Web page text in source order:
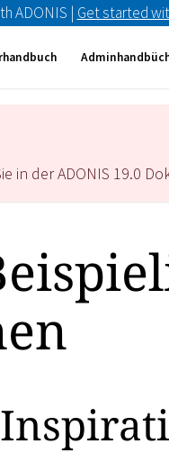
ADONIS | Get started
in der ADONIS 19.0